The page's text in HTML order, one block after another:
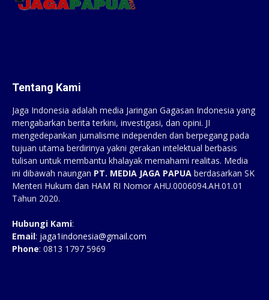
Tentang Kami
Jaga Indonesia adalah media Jaringan Gagasan Indonesia yang
mengabarkan berita terkini, investigasi, dan opini. JI
mengedepankan jurnalisme independen dan berpegang pada
tujuan utama berdirinya yakni gerakan intelektual berbasis
tulisan untuk membantu khalayak memahami realitas. Media
ini dibawah naungan PT. MEDIA JAGA PAPUA berdasarkan SK
Menteri Hukum dan HAM RI Nomor AHU.0006094.AH.01.01
Tahun 2020.
Hubungi Kami:
Email: jaga1indonesia@gmail.com
Phone: 0813 1797 5969